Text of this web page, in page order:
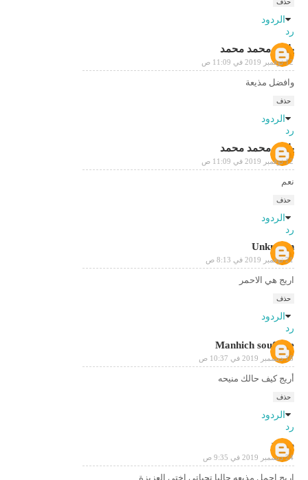
حذف
الردود
رد
ياسر محمد محمد
12 نوفمبر 2019 في 11:09 ص
وافضل مذيعة
حذف
الردود
رد
ياسر محمد محمد
12 نوفمبر 2019 في 11:09 ص
نعم
حذف
الردود
رد
Unknown
21 نوفمبر 2019 في 8:13 ص
اريج هي الاحمر
حذف
الردود
رد
Manhich soufiane
18 ديسمبر 2019 في 10:37 ص
أريج كيف حالك منيحه
حذف
الردود
رد
محمد
24 ديسمبر 2019 في 9:35 ص
اريج اجمل مذيعه حاليا تحياتي اختي العزيزة